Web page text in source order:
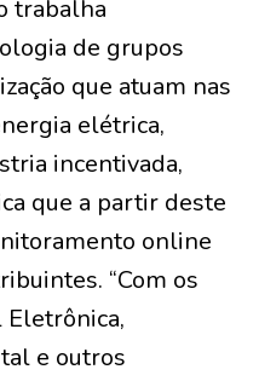
trabalha
de grupos
que atuam nas
elétrica,
incentivada,
que a partir deste
online
“Com os
Eletrônica,
e outros